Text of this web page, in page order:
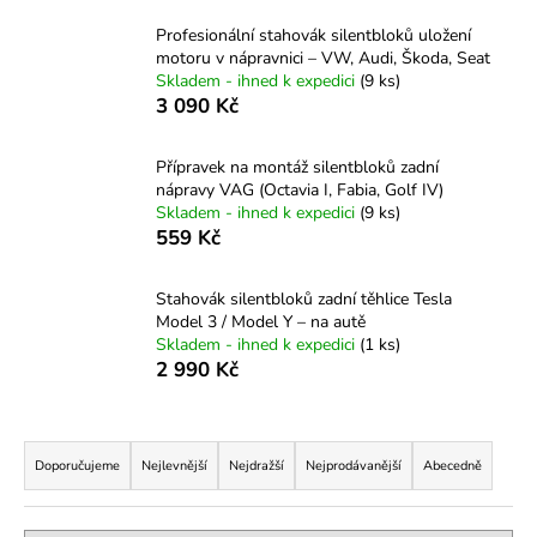
Profesionální stahovák silentbloků uložení
motoru v nápravnici – VW, Audi, Škoda, Seat
Skladem - ihned k expedici (9 ks)
3 090 Kč
Přípravek na montáž silentbloků zadní
nápravy VAG (Octavia I, Fabia, Golf IV)
Skladem - ihned k expedici (9 ks)
559 Kč
Stahovák silentbloků zadní těhlice Tesla
Model 3 / Model Y – na autě
Skladem - ihned k expedici (1 ks)
2 990 Kč
Ř
a
z
Doporučujeme Nejlevnější Nejdražší Nejprodávanější Abecedně
HLEDAT
D
o
p